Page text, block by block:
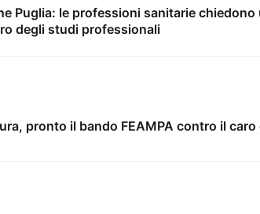
Puglia: le professioni sanitarie chiedono
degli studi professionali
pronto il bando FEAMPA contro il